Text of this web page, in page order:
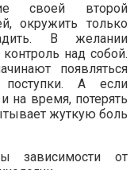
своей второй
окружить только
В желании
над собой.
появляться
А если
на время, потерять
жуткую боль
зависимости от